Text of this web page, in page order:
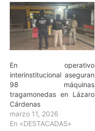
En operativo
interinstitucional aseguran
98 máquinas
tragamonedas en Lázaro
Cárdenas
marzo 11, 2026
En «DESTACADAS»